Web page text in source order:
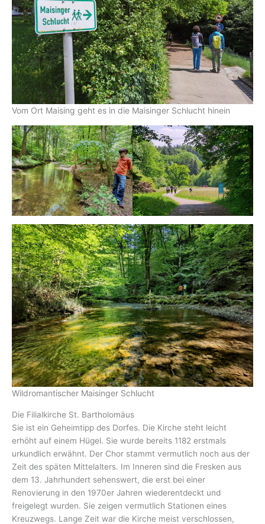
Vom Ort Maising geht es in die Maisinger Schlucht hinein
Wildromantischer Maisinger Schlucht
Die Filialkirche St. Bartholomäus
Sie ist ein Geheimtipp des Dorfes. Die Kirche steht leicht
erhöht auf einem Hügel. Sie wurde bereits 1182 erstmals
urkundlich erwähnt. Der Chor stammt vermutlich noch aus der
Zeit des späten Mittelalters. Im Inneren sind die Fresken aus
dem 13. Jahrhundert sehenswert, die erst bei einer
Renovierung in den 1970er Jahren wiederentdeckt und
freigelegt wurden. Sie zeigen vermutlich Stationen eines
Kreuzwegs. Lange Zeit war die Kirche meist verschlossen,